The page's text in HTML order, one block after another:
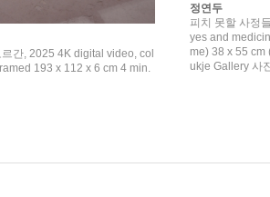
간, 2025 4K digital video, col
193 x 112 x 6 cm 4 min.
정연두
피치 못할 사정
yes and
me) 38 x 55 cm
ukje Gallery 사